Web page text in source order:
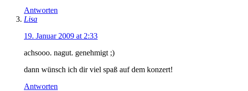
Antworten
Lisa
19. Januar 2009 at 2:33
achsooo. nagut. genehmigt ;)
dann wünsch ich dir viel spaß auf dem konzert!
Antworten